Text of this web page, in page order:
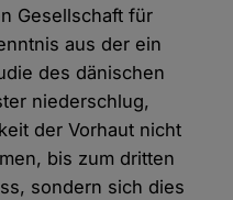
Gesellschaft für
aus der ein
des dänischen
niederschlug,
der Vorhaut nicht
bis zum dritten
sondern sich dies